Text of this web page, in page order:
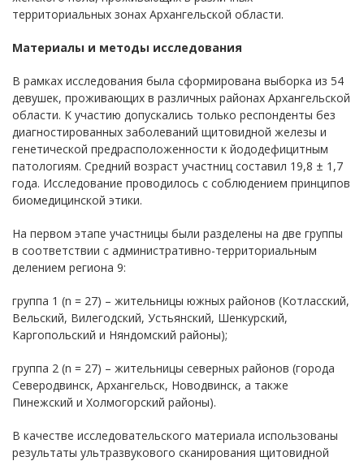
территориальных зонах Архангельской области.
Материалы и методы исследования
В рамках исследования была сформирована выборка из 54
девушек, проживающих в различных районах Архангельской
области. К участию допускались только респонденты без
диагностированных заболеваний щитовидной железы и
генетической предрасположенности к йододефицитным
патологиям. Средний возраст участниц составил 19,8 ± 1,7
года. Исследование проводилось с соблюдением принципов
биомедицинской этики.
На первом этапе участницы были разделены на две группы
в соответствии с административно-территориальным
делением региона 9:
группа 1 (n = 27) – жительницы южных районов (Котласский,
Вельский, Вилегодский, Устьянский, Шенкурский,
Каргопольский и Няндомский районы);
группа 2 (n = 27) – жительницы северных районов (города
Северодвинск, Архангельск, Новодвинск, а также
Пинежский и Холмогорский районы).
В качестве исследовательского материала использованы
результаты ультразвукового сканирования щитовидной